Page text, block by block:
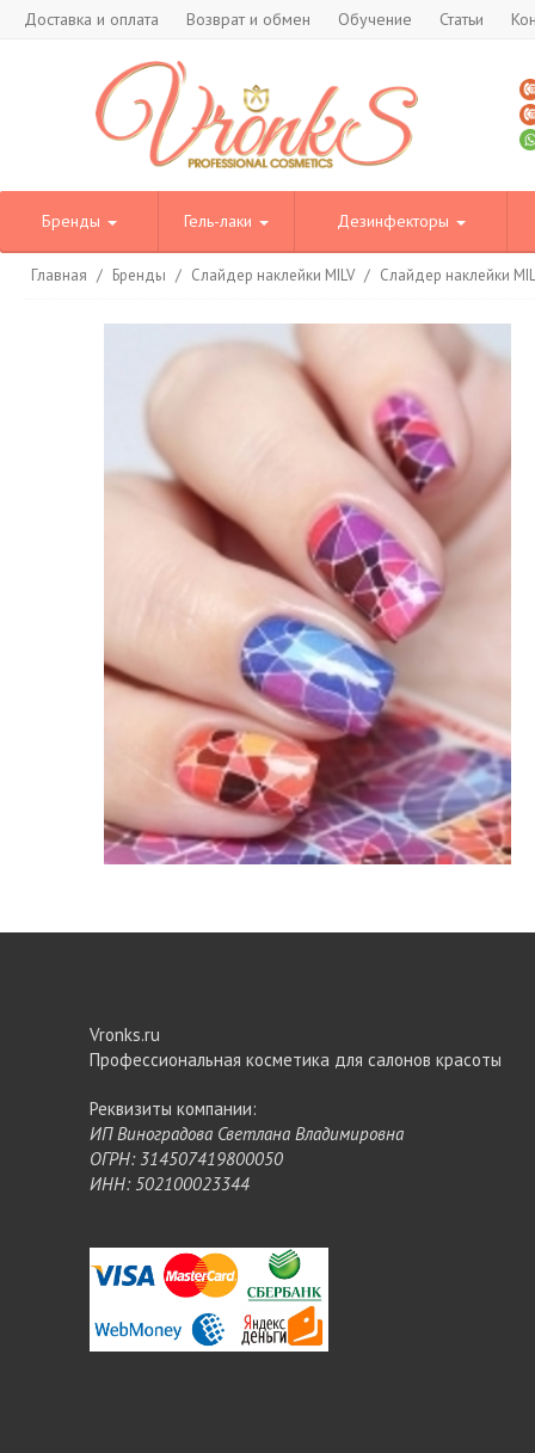
Доставка и оплата Возврат и обмен Обучение Статьи
Бренды Гель-лаки Дезинфекторы
Главная / Бренды / Слайдер наклейки MILV / Слайдер наклейки
Vronks.ru
Профессиональная косметика для салонов красоты
Реквизиты компании:
ИП Виноградова Светлана Владимировна
ОГРН: 314507419800050
ИНН: 502100023344